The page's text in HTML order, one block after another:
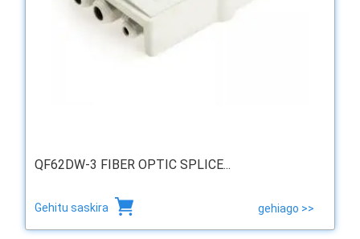
QF62DW-3 FIBER OPTIC SPLICE...
Gehitu saskira gehiago >>